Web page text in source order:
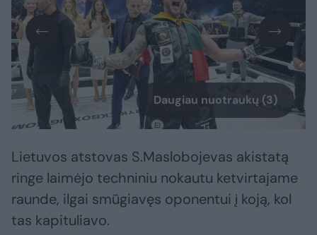
Daugiau nuotraukų (3)
Lietuvos atstovas S.Maslobojevas akistatą
ringe laimėjo techniniu nokautu ketvirtajame
raunde, ilgai smūgiavęs oponentui į koją, kol
tas kapituliavo.